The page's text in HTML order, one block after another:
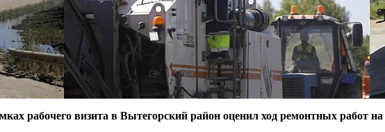
рабочего визита в Вытегорский район оценил ход ремонтных работ на